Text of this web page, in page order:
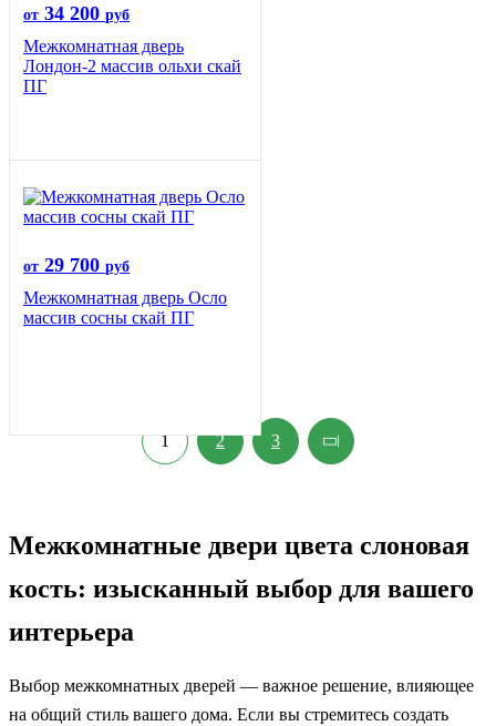
от 34 200 руб
Межкомнатная дверь
Лондон-2 массив ольхи скай
ПГ
от 29 700 руб
Межкомнатная дверь Осло
массив сосны скай ПГ
1 2 3
Межкомнатные двери цвета слоновая
кость: изысканный выбор для вашего
интерьера
Выбор межкомнатных дверей — важное решение, влияющее
на общий стиль вашего дома. Если вы стремитесь создать